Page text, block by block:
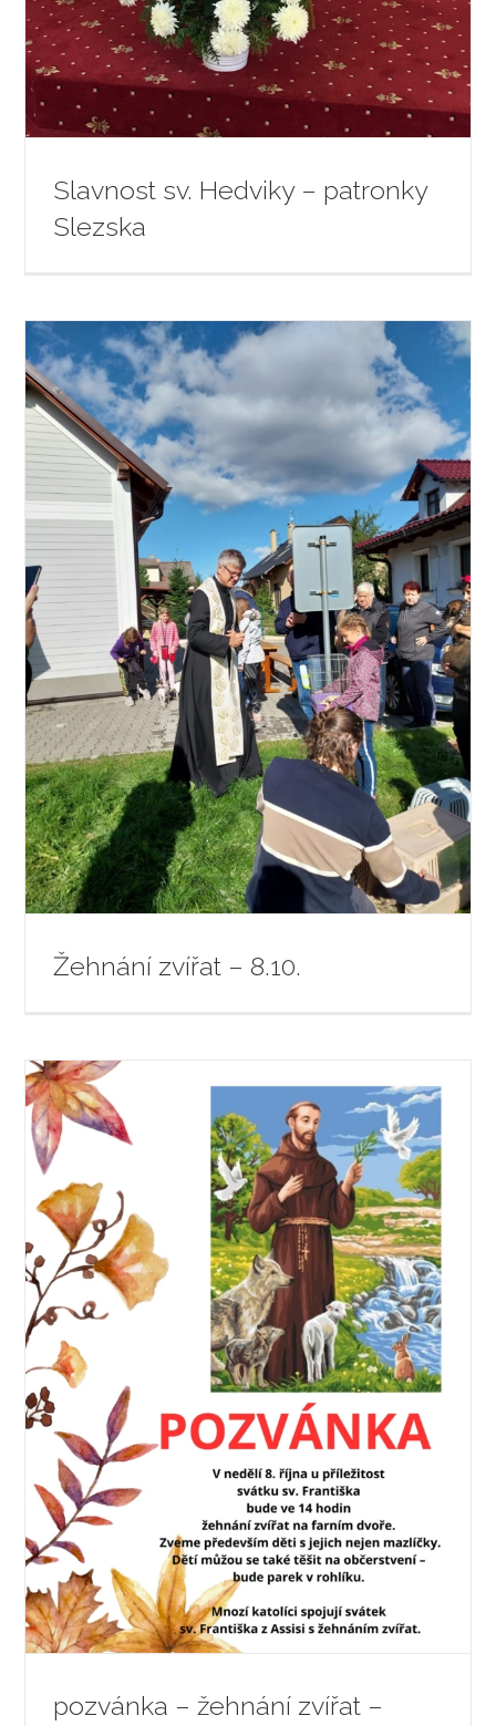
Slavnost sv. Hedviky – patronky
Slezska
Žehnání zvířat – 8.10.
pozvánka – žehnání zvířat –